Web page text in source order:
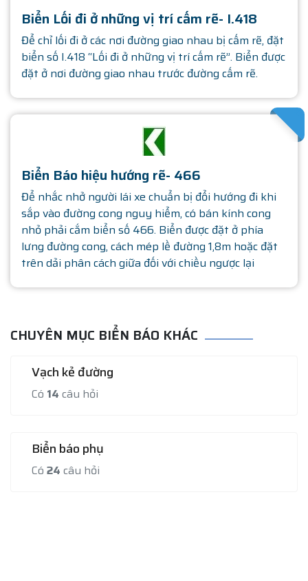
Biển Lối đi ở những vị trí cấm rẽ- I.418
Để chỉ lối đi ở các nơi đường giao nhau bị cấm rẽ, đặt
biển số I.418 “Lối đi ở những vị trí cấm rẽ”. Biển được
đặt ở nơi đường giao nhau trước đường cấm rẽ.
Biển Báo hiệu hướng rẽ- 466
Để nhắc nhở người lái xe chuẩn bị đổi hướng đi khi
sắp vào đường cong nguy hiểm, có bán kính cong
nhỏ phải cắm biển số 466. Biển được đặt ở phía
lưng đường cong, cách mép lề đường 1,8m hoặc đặt
trên dải phân cách giữa đối với chiều ngược lại
CHUYÊN MỤC BIỂN BÁO KHÁC
Vạch kẻ đường
Có 14 câu hỏi
Biển báo phụ
Có 24 câu hỏi